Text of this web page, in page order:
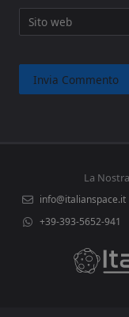
Sito web
La
info@italianspace.it
+39-393-5652-941